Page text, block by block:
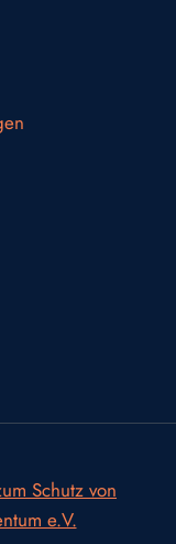
Schutz von
e.V.